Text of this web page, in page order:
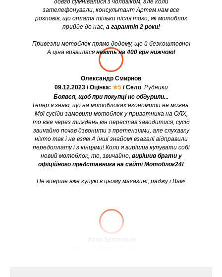
Боявся, щоб при покупці не обдурили...
Тепер я знаю, що на мотоблоках економити не можна.
Мої сусіди замовили мотоблок у приватника на ОЛХ,
то вже через тиждень він перестав заводитися, сусід
звичайно почав дзвонити з претензіями, але слухавку
ніхто так і не взяв! А інші знайомі взагалі відправили
передоплату і з кінцями! Коли я вирішив купувати собі
новий мотоблок, то, звичайно, вирішив брати у
офіційного представника на сайті Мотоблок24!
Не вперше вже купую в цьому магазині, раджу і Вам!
Олександр Смирнов
09.12.2023 / Оцінка: ★5 / Село: Рудники
довго сумнівалися з чоловіком, але коли
зателефонували, консультант Артем нам все
розповів, що оплата тільки після того, як мотоблок
прийде до нас, а гарантія 2 роки!
Привезли мотоблок прямо додому, ще й безкоштовно!
А ціна виявилася навіть на 400 грн нижчою!
Анна Зеленська